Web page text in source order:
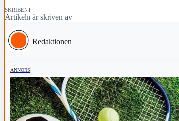
SKRIBENT
Artikeln är skriven av
Redaktionen
ANNONS